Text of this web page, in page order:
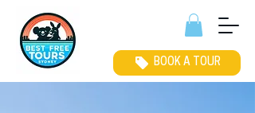
BOOK A TOUR